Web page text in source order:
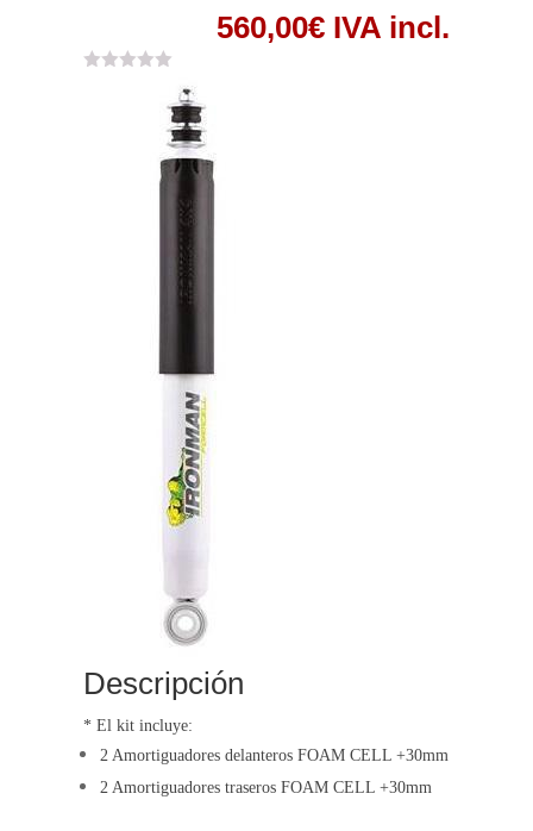
560,00€ IVA incl.
Descripción
* El kit incluye:
2 Amortiguadores delanteros FOAM CELL +30mm
2 Amortiguadores traseros FOAM CELL +30mm